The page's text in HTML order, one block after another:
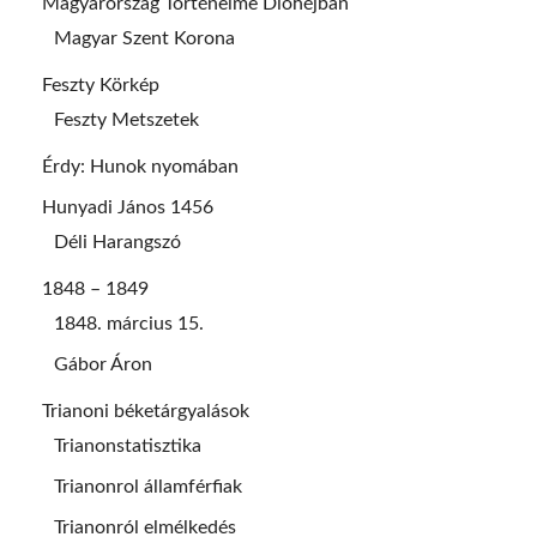
Magyar Szent Korona
Feszty Körkép
Feszty Metszetek
Érdy: Hunok nyomában
Hunyadi János 1456
Déli Harangszó
1848 – 1849
1848. március 15.
Gábor Áron
Trianoni béketárgyalások
Trianonstatisztika
Trianonrol államférfiak
Trianonról elmélkedés